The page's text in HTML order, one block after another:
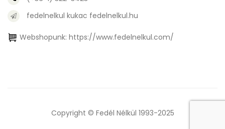
fedelnelkul kukac fedelnelkul.hu
Webshopunk: https://www.fedelnelkul.com/
Copyright © Fedél Nélkül 1993-2025